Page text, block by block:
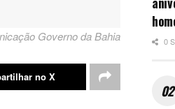
Governo da Bahia
no X
0